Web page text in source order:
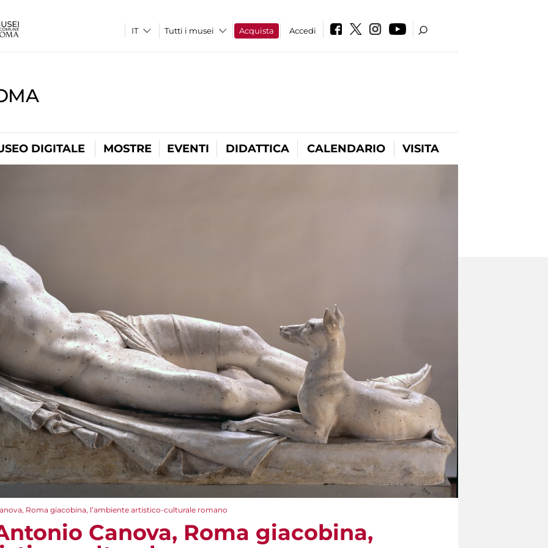
Tutti i musei Acquista Accedi
DIGITALE MOSTRE EVENTI DIDATTICA CALENDARIO VISITA
Roma giacobina, l’ambiente artistico-culturale romano
Canova, Roma giacobina,